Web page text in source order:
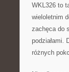
WKL326 to
wieloletnim
zachęca do
podziałami.
różnych